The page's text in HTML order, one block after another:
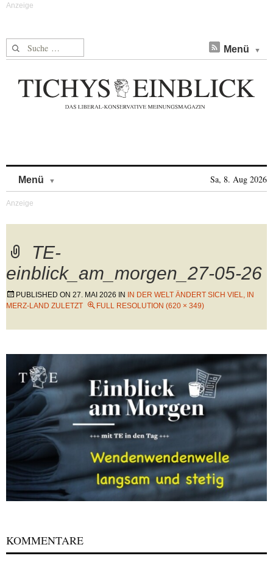
Suche nach: Menü
Menü Sa, 8. Aug 2026
TE-
einblick_am_morgen_27-05-26
PUBLISHED ON 27. MAI 2026 IN
IN DER WELT ÄNDERT SICH VIEL, IN
MERZ-LAND ZULETZT
FULL RESOLUTION (620 × 349)
KOMMENTARE